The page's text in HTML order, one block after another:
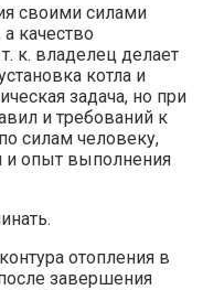
своими силами
качество
к. владелец делает
котла и
задача, но при
и требований к
силам человеку,
опыт выполнения
отопления в
завершения